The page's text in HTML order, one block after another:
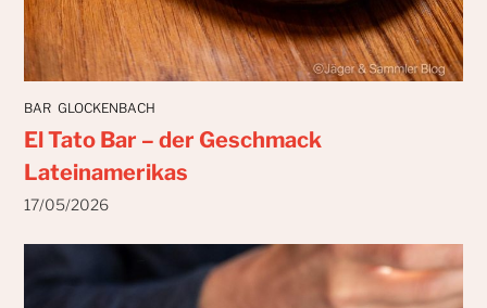
BAR GLOCKENBACH
El Tato Bar – der Geschmack
Lateinamerikas
17/05/2026